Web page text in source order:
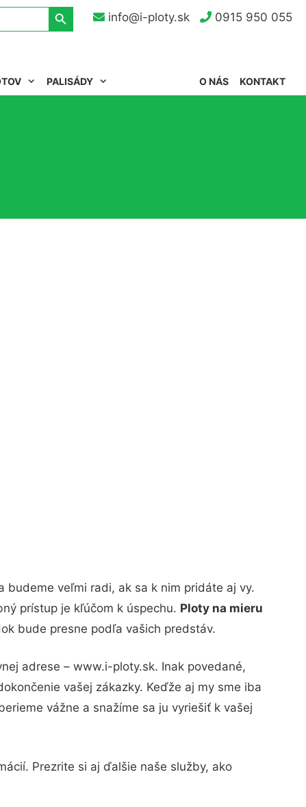
info@i-ploty.sk 0915 950 055
Search Button
PALISÁDY KONTAKT
O NÁS
budeme veľmi radi, ak sa k nim pridáte aj vy.
prístup je kľúčom k úspechu. Ploty na mieru
bude presne podľa vašich predstáv.
adrese – www.i-ploty.sk. Inak povedané,
vašej zákazky. Keďže aj my sme iba
vážne a snažíme sa ju vyriešiť k vašej
Prezrite si aj ďalšie naše služby, ako